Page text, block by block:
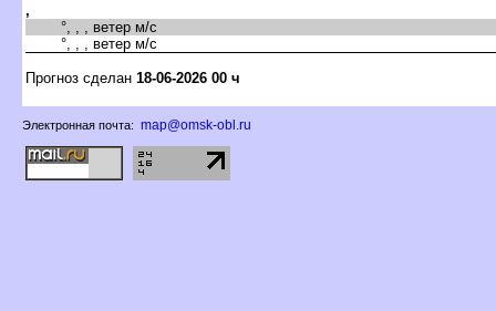
,
°, , , ветер м/с
°, , , ветер м/с
Прогноз сделан 18-06-2026 00 ч
Электронная почта: map@omsk-obl.ru